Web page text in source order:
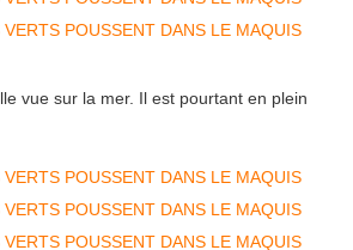
vue sur la mer. Il est pourtant en plein